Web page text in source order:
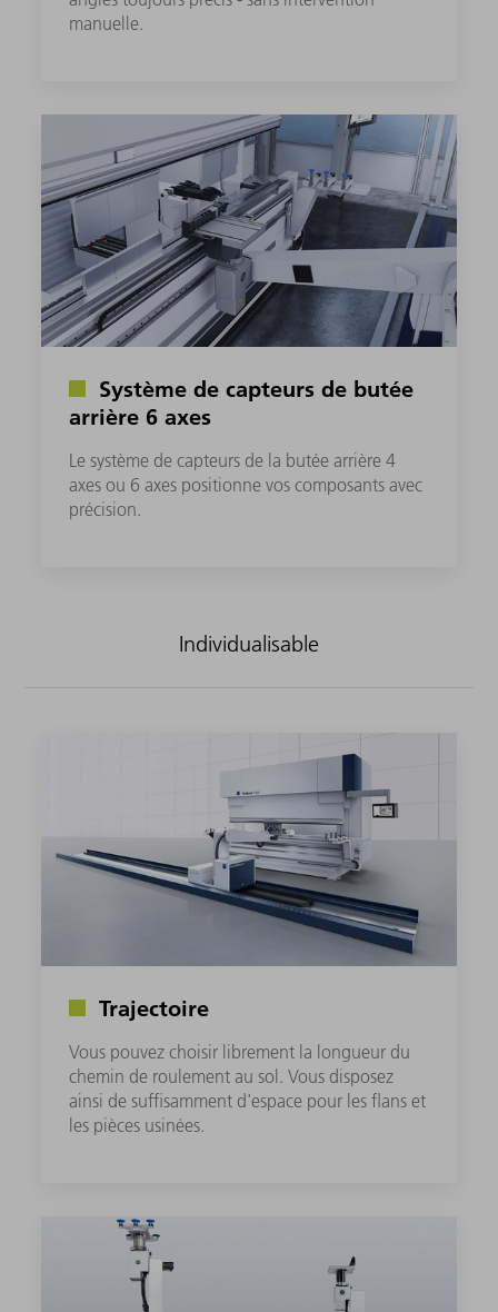
manuelle.
Système de capteurs de butée
arrière 6 axes
Le système de capteurs de la butée arrière 4
axes ou 6 axes positionne vos composants avec
précision.
Individualisable
Trajectoire
Vous pouvez choisir librement la longueur du
chemin de roulement au sol. Vous disposez
ainsi de suffisamment d'espace pour les flans et
les pièces usinées.